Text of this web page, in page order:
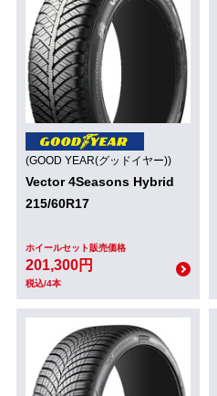
(GOOD YEAR(グッドイヤー))
Vector 4Seasons Hybrid
215/60R17
ホイールセット販売価格
201,300円
税込/4本